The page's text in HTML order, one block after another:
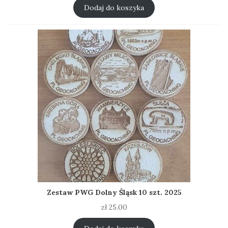
Dodaj do koszyka
Zestaw PWG Dolny Śląsk 10 szt. 2025
zł25.00